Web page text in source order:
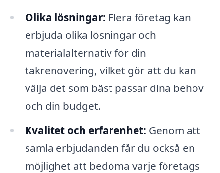
Olika lösningar: Flera företag kan
erbjuda olika lösningar och
materialalternativ för din
takrenovering, vilket gör att du kan
välja det som bäst passar dina behov
och din budget.
Kvalitet och erfarenhet: Genom att
samla erbjudanden får du också en
möjlighet att bedöma varje företags